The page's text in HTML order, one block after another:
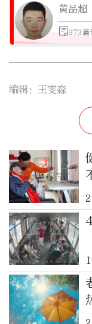
黄品超
973篇
编辑：王雯淼